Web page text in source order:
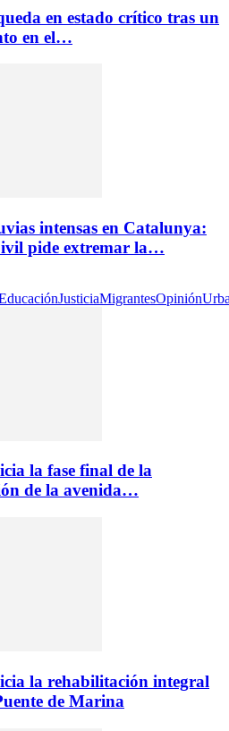
en estado crítico tras un
en el…
intensas en Catalunya:
pide extremar la…
JusticiaMigrantesOpinión
la fase final de la
de la avenida…
la rehabilitación integral
de Marina